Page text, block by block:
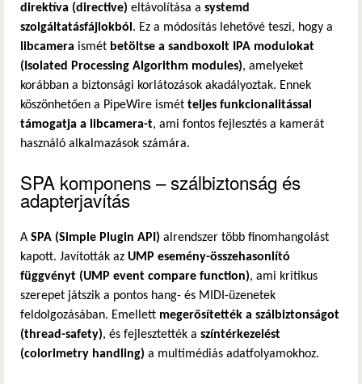
direktíva (directive) eltávolítása a systemd
szolgáltatásfájlokból . Ez a módosítás lehetővé teszi, hogy a
libcamera ismét betöltse a sandboxolt IPA modulokat
(Isolated Processing Algorithm modules), amelyeket
korábban a biztonsági korlátozások akadályoztak. Ennek
köszönhetően a PipeWire ismét teljes funkcionalitással
támogatja a libcamera-t, ami fontos fejlesztés a kamerát
használó alkalmazások számára.
SPA komponens – szálbiztonság és
adapterjavítás
A SPA (Simple Plugin API) alrendszer több finomhangolást
kapott. Javították az UMP esemény-összehasonlító
függvényt (UMP event compare function), ami kritikus
szerepet játszik a pontos hang- és MIDI-üzenetek
feldolgozásában. Emellett megerősítették a szálbiztonságot
(thread-safety), és fejlesztették a színtérkezelést
(colorimetry handling) a multimédiás adatfolyamokhoz.